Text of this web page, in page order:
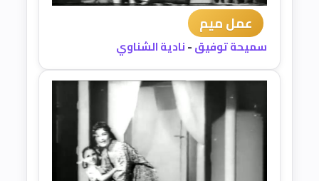
عمل ميم
سميحة توفيق-نادية الشناوي